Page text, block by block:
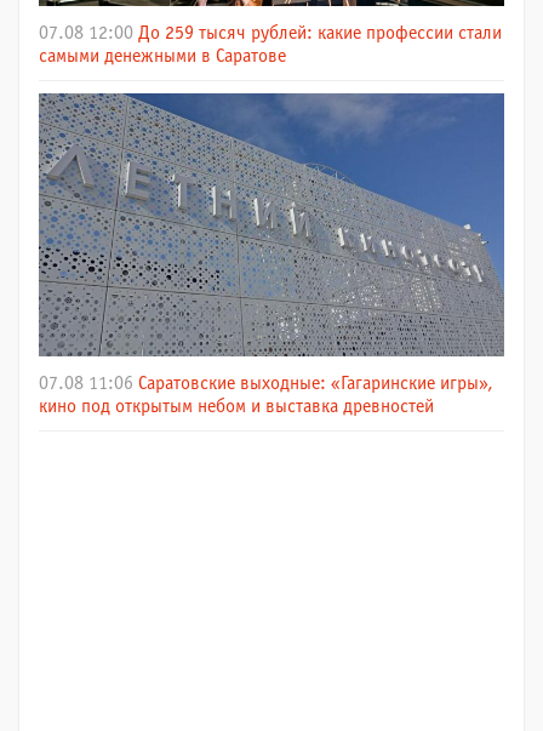
07.08 12:00 До 259 тысяч рублей: какие профессии стали
самыми денежными в Саратове
07.08 11:06 Саратовские выходные: «Гагаринские игры»,
кино под открытым небом и выставка древностей